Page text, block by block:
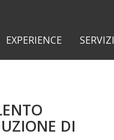
EXPERIENCE SERVIZI
DI